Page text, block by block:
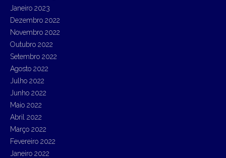
Janeiro 2023
Dezembro 2022
Novembro 2022
Outubro 2022
Setembro 2022
Agosto 2022
Julho 2022
Junho 2022
Maio 2022
Abril 2022
Março 2022
Fevereiro 2022
Janeiro 2022